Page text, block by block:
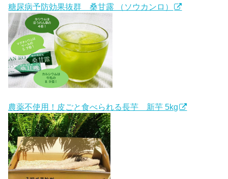
糖尿病予防効果抜群 桑甘露 （ソウカンロ）
農薬不使用！皮ごと食べられる長芋 新芋 5kg